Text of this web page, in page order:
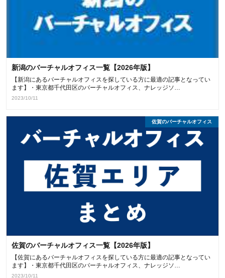
新潟のバーチャルオフィス一覧【2026年版】
【新潟にあるバーチャルオフィスを探している方に最適の記事となってい
ます】・東京都千代田区のバーチャルオフィス、ナレッジソ…
2023/10/11
佐賀のバーチャルオフィス一覧【2026年版】
【佐賀にあるバーチャルオフィスを探している方に最適の記事となってい
ます】・東京都千代田区のバーチャルオフィス、ナレッジソ…
2023/10/11
佐賀のバーチャルオフィス